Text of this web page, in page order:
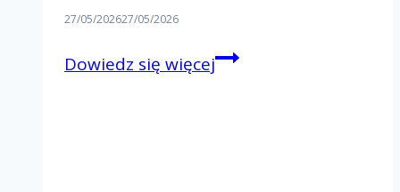
27/05/202627/05/2026
Dowiedz się więcejRejonowy